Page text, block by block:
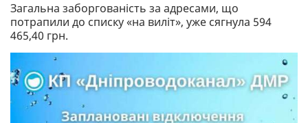
Загальна заборгованість за адресами, що
потрапили до списку «на виліт», уже сягнула 594
465,40 грн.